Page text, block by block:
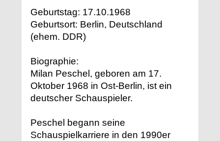
Geburtstag: 17.10.1968
Geburtsort: Berlin, Deutschland
(ehem. DDR)
Biographie:
Milan Peschel, geboren am 17.
Oktober 1968 in Ost-Berlin, ist ein
deutscher Schauspieler.
Peschel begann seine
Schauspielkarriere in den 1990er